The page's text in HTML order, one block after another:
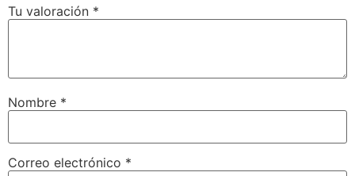
Tu valoración *
Nombre *
Correo electrónico *